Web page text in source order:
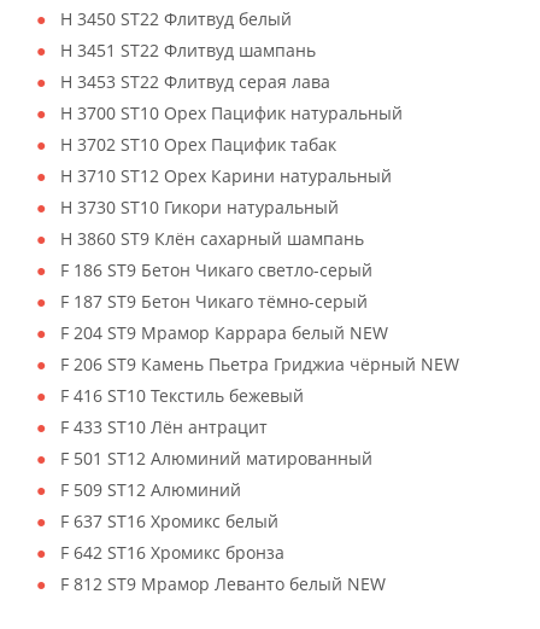
H 3450 ST22 Флитвуд белый
H 3451 ST22 Флитвуд шампань
H 3453 ST22 Флитвуд серая лава
H 3700 ST10 Орех Пацифик натуральный
H 3702 ST10 Орех Пацифик табак
H 3710 ST12 Орех Карини натуральный
H 3730 ST10 Гикори натуральный
H 3860 ST9 Клён сахарный шампань
F 186 ST9 Бетон Чикаго светло-серый
F 187 ST9 Бетон Чикаго тёмно-серый
F 204 ST9 Мрамор Каррара белый NEW
F 206 ST9 Камень Пьетра Гриджиа чёрный NEW
F 416 ST10 Текстиль бежевый
F 433 ST10 Лён антрацит
F 501 ST12 Алюминий матированный
F 509 ST12 Алюминий
F 637 ST16 Хромикс белый
F 642 ST16 Хромикс бронза
F 812 ST9 Мрамор Леванто белый NEW